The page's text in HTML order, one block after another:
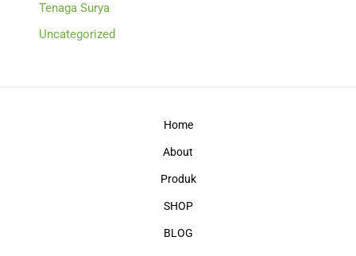
Tenaga Surya
Uncategorized
Home
About
Produk
SHOP
BLOG